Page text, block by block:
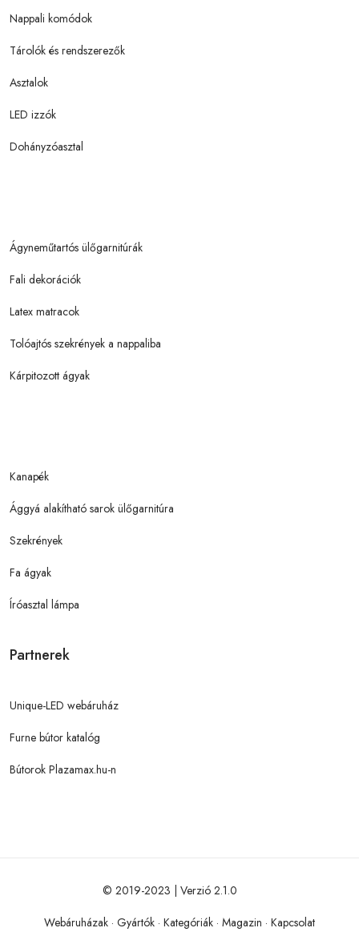
Nappali komódok
Tárolók és rendszerezők
Asztalok
LED izzók
Dohányzóasztal
Ágyneműtartós ülőgarnitúrák
Fali dekorációk
Latex matracok
Tolóajtós szekrények a nappaliba
Kárpitozott ágyak
Kanapék
Ággyá alakítható sarok ülőgarnitúra
Szekrények
Fa ágyak
Íróasztal lámpa
Partnerek
Unique-LED webáruház
Furne bútor katalóg
Bútorok Plazamax.hu-n
© 2019-2023 | Verzió 2.1.0
Webáruházak · Gyártók · Kategóriák · Magazin · Kapcsolat